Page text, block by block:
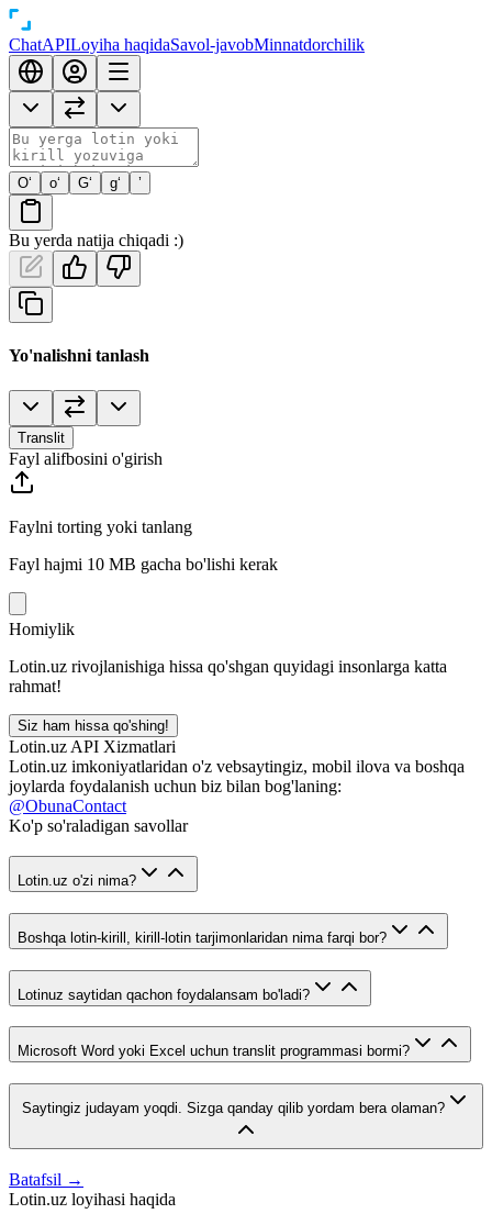
ChatAPILoyiha haqidaSavol-javobMinnatdorchilik
O‘ o‘ G‘ g‘ ’
Bu yerda natija chiqadi :)
Yo'nalishni tanlash
Translit
Fayl alifbosini o'girish
Faylni torting yoki tanlang
Fayl hajmi 10 MB gacha bo'lishi kerak
Homiylik
Lotin.uz rivojlanishiga hissa qo'shgan quyidagi insonlarga katta
rahmat!
Siz ham hissa qo'shing!
Lotin.uz API Xizmatlari
Lotin.uz imkoniyatlaridan o'z vebsaytingiz, mobil ilova va boshqa
joylarda foydalanish uchun biz bilan bog'laning:
@ObunaContact
Ko'p so'raladigan savollar
Lotin.uz o'zi nima?
Boshqa lotin-kirill, kirill-lotin tarjimonlaridan nima farqi bor?
Lotinuz saytidan qachon foydalansam bo'ladi?
Microsoft Word yoki Excel uchun translit programmasi bormi?
Saytingiz judayam yoqdi. Sizga qanday qilib yordam bera olaman?
Batafsil →
Lotin.uz loyihasi haqida